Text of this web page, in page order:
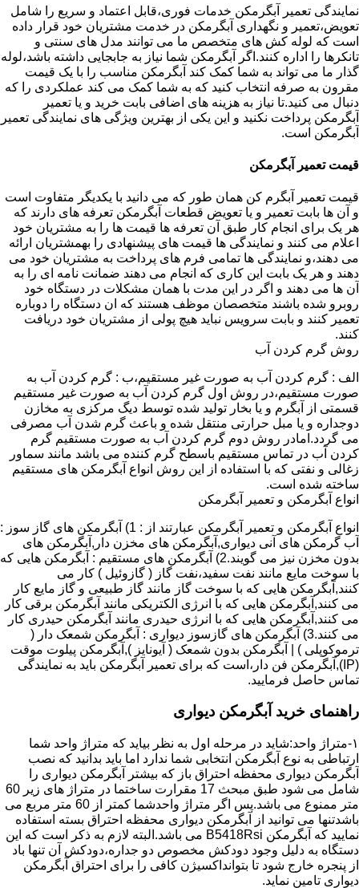
نمایندگی تعمیر آبگرمکن خدمات فوری،قابل اعتماد و سریع را شامل
تعویض،تعمیر و نگهداری آبگرمکن در خدمت مشتریان خود قرار داده
است که لوله کش های متخصص ما می توانند مدل های سنتی و
تانکرها را اداره کنند.اگر آبگرمکن شما نیاز به جابجایی داشته باشد،لوله
گذار ما می تواند به شما کمک کند آبگرمکن مناسب را با یک قیمت
مقرون به صرفه انتخاب کنید که به شما کمک می کند عملکردی را که
دنبال می کنید.تا نیاز به هزینه های اضافی بابت خرید و یا تعمیر
آبگرمکن پرداخت نکنید و این یکی از بهترین ویژگی های نمایندگی تعمیر
آبگرمکن است.
قیمت تعمیر آبگرمکن
قیمت تعمیر آبگرم کن همان طور که می دانید با یکدیگر متفاوت است
و آن ها بابت تعمیر و یا تعویض قطعات آبگرمکن تعرفه های دارند که
هر یک برای انجام کار طبق آن تعرفه ها قیمت ها را به مشتریان خود
اعلام می کنند و نمایندگی ها قیمت های پیشنهادی را بهمشتریان ارائه
می دهند،و نمایندگی ها تمامی فرم های پرداخت به مشتریان خود می
دهند و هر یک بابت این کاری که انجام می دهند ضمانت نامه ای را به
آن ها می دهند و اگر در این مدت با همان مشکلات در دستگاه خود
روبرو شده باشند متخصصان موظف هستند که ان دستگاه را دوباره
تعمیر کنند و بابت سرویس نباید هیچ پولی از مشتریان خود دریافت
کنند.
روش گرم کردن آب
الف : گرم کردن آب به صورت غیر مستقیم،ب : گرم کردن آب به
صورت مستقیم،در روش اول گرم کردن آب به صورت غیر مستقیم
قسمتی از آبگرم و یا بخار تولید شده توسط دیگ مرکزی به مخازن
دوجداره و یا مبل حرارتی منتقل شده و باعث گرم شدن آب مصرفی
می گردد.امادر روش دوم گرم کردن آب به صورت مستقیم گرم
کردن آب در تماس مستقیم باسطح گرم کننده می باشد مانند سماور
زغالی و نفتی که با استفاده از این روش انواع آبگرمکن های مستقیم
ساخته شده است.
انواع آبگرمکن و تعمیر آبگرمکن
انواع آبگرمکن و تعمیر آبگرمکن عبارتند از : 1) آبگرمکن های گاز سوز :
آب گرمکن های آنی دیواری,آبگرمکن های مخزن دار,آبگرمکن های
بدون مخزن نیز می گویند.2) آبگرمکن های مستقیم : آبگرمکن هایی که
با سوخت مایع مانند نفت سفید،نفت گاز ( گازوئیل ) کار می
کنند,آبگرمکن هایی که با سوخت گاز مانند گاز طبیعی و گاز مایع کار
می کنند,آبگرمکن هایی که با انرژی الکتریکی مانند آبگرمکن برقی کار
می کنند,آبگرمکن هایی که با انرژی حیدری مانند آبگرمکن حیدری کار
می کنند.3) آبگرمکن های گازسوز دیواری : آبگرمکن شمعک دار (
ترموکوپلی ) | آبگرمکن بدون شمعک ( آیونایز ),آبگرمکن پیلوت موقت
(IP),آبگرمکن فن دار،است که برای تعمیر آبگرمکن باید به نمایندگی
تماس حاصل فرمایید.
راهنمای خرید آبگرمکن دیواری
۱-متراژ واحد:شاید در مرحله اول به نظر بیاید که متراژ واحد شما
ارتباطی به نوع آبگرمکن انتخابی شما ندارد اما باید بدانید که نصب
آبگرمکن دیواری محفظه احتراق باز که بیشتر آبگرمکن دیواری را
شامل می شود طبق مبحث 17 مقرارت ساختما در متراژ های زیر 60
متر ممنوع می باشد.پس اگر متراژ واحدشما کمتر از 60 متر مربع می
باشدتنها می توانید از آبگرمکن دیواری محفظه احتراق بسته استفاده
نمایید که آبگرمکن B5418Rsi می باشد.البته لازم به ذکر است که این
دستگاه به دلیل وجود دودکش مخصوص دو جداره،دودکش آن تنها باد
از پنجره خارج شود تا بتوانداکسیژن کافی را برای احتراق آبگرمکن
دیواری تامین نماید.